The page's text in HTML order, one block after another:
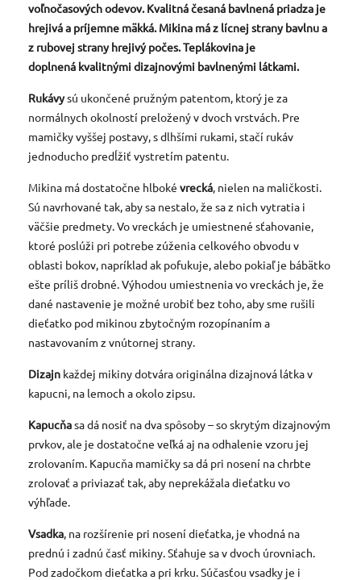
voľnočasových odevov. Kvalitná česaná bavlnená priadza je
hrejivá a príjemne mäkká. Mikina má z lícnej strany bavlnu a
z rubovej strany hrejivý počes. Teplákovina je
doplnená kvalitnými dizajnovými bavlnenými látkami.
Rukávysú ukončené pružným patentom, ktorý je za
normálnych okolností preložený v dvoch vrstvách. Pre
mamičky vyššej postavy, s dlhšími rukami, stačí rukáv
jednoducho predĺžiť vystretím patentu.
Mikina má dostatočne hlboké vrecká, nielen na maličkosti.
Sú navrhované tak, aby sa nestalo, že sa z nich vytratia i
väčšie predmety. Vo vreckách je umiestnené sťahovanie,
ktoré poslúži pri potrebe zúženia celkového obvodu v
oblasti bokov, napríklad ak pofukuje, alebo pokiaľ je bábätko
ešte príliš drobné. Výhodou umiestnenia vo vreckách je, že
dané nastavenie je možné urobiť bez toho, aby sme rušili
dieťatko pod mikinou zbytočným rozopínaním a
nastavovaním z vnútornej strany.
Dizajn každej mikiny dotvára originálna dizajnová látka v
kapucni, na lemoch a okolo zipsu.
Kapucňasa dá nosiť na dva spôsoby – so skrytým dizajnovým
prvkov, ale je dostatočne veľká aj na odhalenie vzoru jej
zrolovaním. Kapucňa mamičky sa dá pri nosení na chrbte
zrolovať a priviazať tak, aby neprekážala dieťatku vo
výhľade.
Vsadka, na rozšírenie pri nosení dieťatka, je vhodná na
prednú i zadnú časť mikiny. Sťahuje sa v dvoch úrovniach.
Pod zadočkom dieťatka a pri krku. Súčasťou vsadky je i